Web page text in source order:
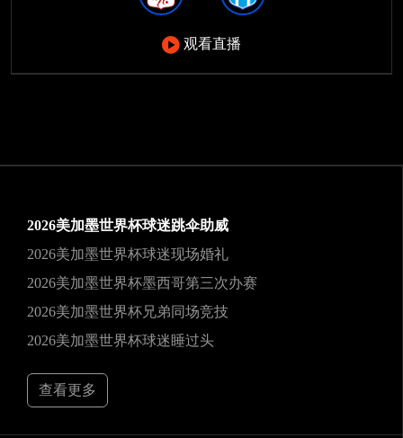
观看直播
2026美加墨世界杯球迷跳伞助威
2026美加墨世界杯球迷现场婚礼
2026美加墨世界杯墨西哥第三次办赛
2026美加墨世界杯兄弟同场竞技
2026美加墨世界杯球迷睡过头
查看更多